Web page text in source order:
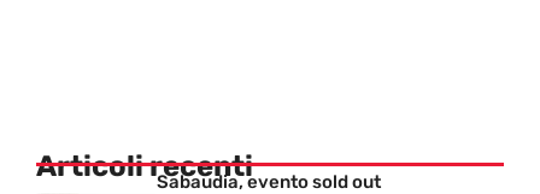
Articoli recentiSabaudia, evento sold out